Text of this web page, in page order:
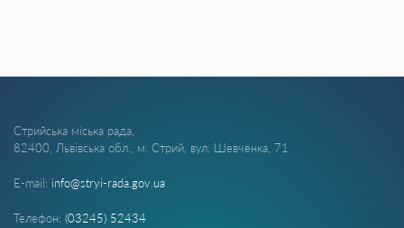
Стрийська міська рада,
82400, Львівська обл., м. Стрий, вул. Шевченка, 71
E-mail: info@stryi-rada.gov.ua
Телефон: (03245) 52434